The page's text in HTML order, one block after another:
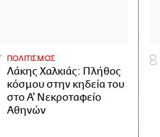
ΠΟΛΙΤΙΣΜΟΣ
Λάκης Χαλκιάς: Πλήθος
κόσμου στην κηδεία του
στο Α' Νεκροταφείο
Αθηνών